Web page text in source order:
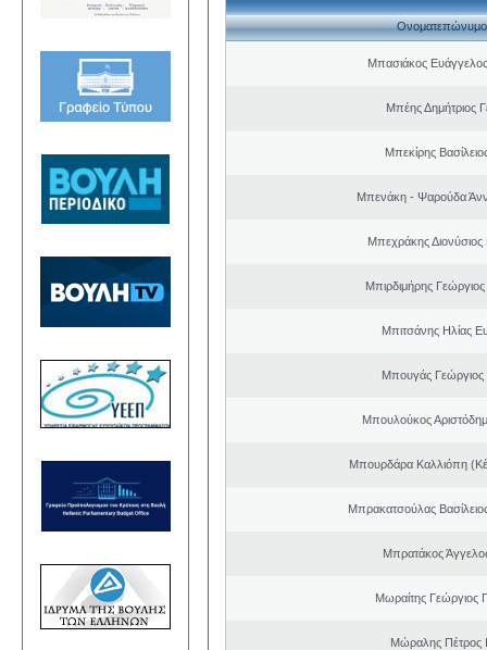
Ονοματεπώνυμο
Μπασιάκος
Μπέης Δημήτριος
Μπεκίρης
Μπενάκη - Ψαρούδα
Μπεχράκης Διονύσιος
Μπιρδιμήρης
Μπιτσάνης Ηλίας
Μπουγάς Γεώργιος
Μπουλούκος
Μπουρδάρα Καλλιόπη
Μπρακατσούλας
Μπρατάκος
Μωραίτης Γεώργιος
Μώραλης Πέτρος